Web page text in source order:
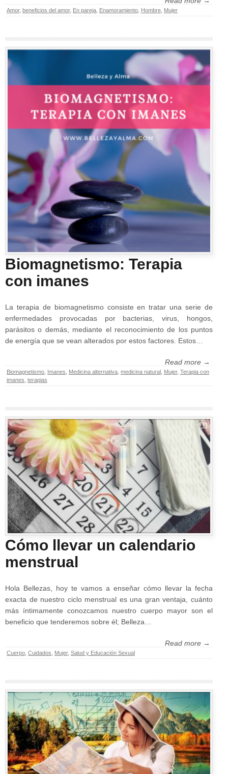
Amor, beneficios del amor, En pareja Enamoramiento Hombre Mujer
Biomagnetismo: Terapia
con imanes
La terapia de biomagnetismo consiste en tratar una serie de
enfermedades provocadas por bacterias, virus, hongos,
parásitos o demás, mediante el reconocimiento de los puntos
de energía que se vean alterados por estos factores. Estos…
Read more →
Biomagnetismo Imanes Medicina alternativa medicina natural Mujer, Terapia con
imanes terapias
Cómo llevar un calendario
menstrual
Hola Bellezas, hoy te vamos a enseñar cómo llevar la fecha
exacta de nuestro ciclo menstrual es una gran ventaja, cuánto
más íntimamente conozcamos nuestro cuerpo mayor son el
beneficio que tenderemos sobre él; Belleza…
Read more →
Cuerpo Cuidados Mujer, Salud y Educación Sexual